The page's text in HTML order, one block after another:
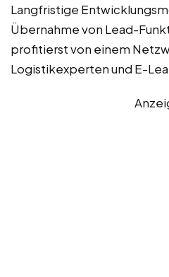
Langfristige
Übernahme von Lead-
profitierst von einem
Logistikexperten und E-